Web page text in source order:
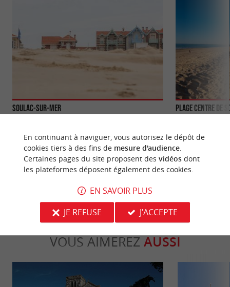
Soulac-sur-Mer
longues ...
12 m - Soulac-sur-Mer
Plage Centre de
agréable et ...
421 m -
VOUS AIMEREZ AUSSI
En continuant à naviguer, vous autorisez le dépôt de
cookies tiers à des fins de mesure d'audience.
Certaines pages du site proposent des vidéosdont
les plateformes déposent également des cookies.
EN SAVOIR PLUS
JE REFUSE
J'ACCEPTE